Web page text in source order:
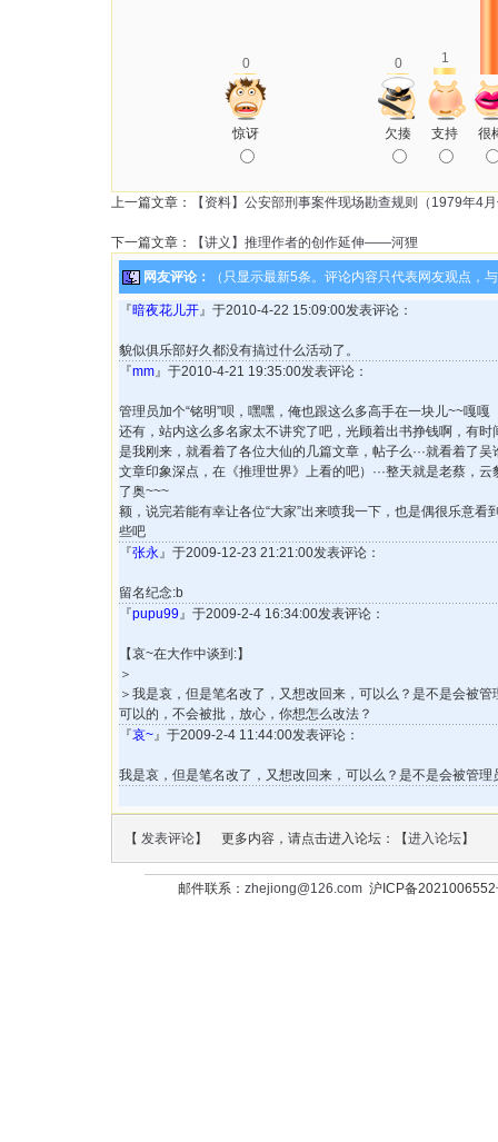
0 0 1
惊讶 欠揍 支持 很
上一篇文章： 【资料】公安部刑事案件现场勘查规则（1979年4
下一篇文章： 【讲义】推理作者的创作延伸——河狸
网友评论： （只显示最新5条。评论内容只代表网友观点，
『暗夜花儿开』于2010-4-22 15:09:00发表评论：
貌似俱乐部好久都没有搞过什么活动了。
『mm』于2010-4-21 19:35:00发表评论：
管理员加个“铭明”呗，嘿嘿，俺也跟这么多高手在一块儿~~嘎嘎
还有，站内这么多名家太不讲究了吧，光顾着出书挣钱啊，有
是我刚来，就看着了各位大仙的几篇文章，帖子么···就看着了
文章印象深点，在《推理世界》上看的吧）···整天就是老蔡，
了奥~~~
额，说完若能有幸让各位“大家”出来喷我一下，也是偶很乐意看
些吧
『张永』于2009-12-23 21:21:00发表评论：
留名纪念:b
『pupu99』于2009-2-4 16:34:00发表评论：
【哀~在大作中谈到:】
＞
＞我是哀，但是笔名改了，又想改回来，可以么？是不是会被管
可以的，不会被批，放心，你想怎么改法？
『哀~』于2009-2-4 11:44:00发表评论：
我是哀，但是笔名改了，又想改回来，可以么？是不是会被管理
【 发表评论】 更多内容，请点击进入论坛：【进入论坛】
邮件联系： zhejiong@126.com沪ICP备